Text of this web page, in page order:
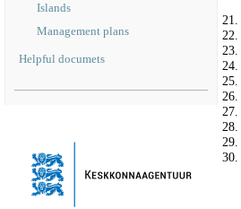
Islands
Management plans
Helpful documets
21.
22.
23.
24.
25.
26.
27.
28.
29.
30.